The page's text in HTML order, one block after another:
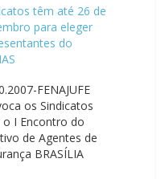
têm até 26 de
para eleger
do
FENAJUFE
os Sindicatos
o I Encontro do
de Agentes de
BRASÍLIA